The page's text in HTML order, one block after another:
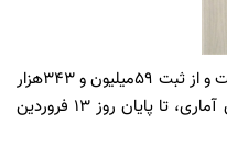
، خدمات‌سفر پرداخت و از ثبت 59میلیون و 343هزار
و 678 نفرشب اقامت، براساس پایه‌های آماری، تا پایان روز 13 فروردین